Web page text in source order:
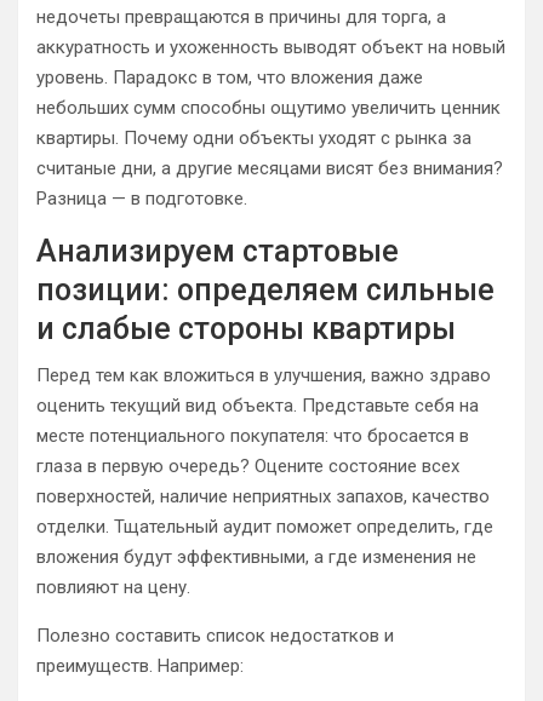
недочеты превращаются в причины для торга, а
аккуратность и ухоженность выводят объект на новый
уровень. Парадокс в том, что вложения даже
небольших сумм способны ощутимо увеличить ценник
квартиры. Почему одни объекты уходят с рынка за
считаные дни, а другие месяцами висят без внимания?
Разница — в подготовке.
Анализируем стартовые
позиции: определяем сильные
и слабые стороны квартиры
Перед тем как вложиться в улучшения, важно здраво
оценить текущий вид объекта. Представьте себя на
месте потенциального покупателя: что бросается в
глаза в первую очередь? Оцените состояние всех
поверхностей, наличие неприятных запахов, качество
отделки. Тщательный аудит поможет определить, где
вложения будут эффективными, а где изменения не
повлияют на цену.
Полезно составить список недостатков и
преимуществ. Например: